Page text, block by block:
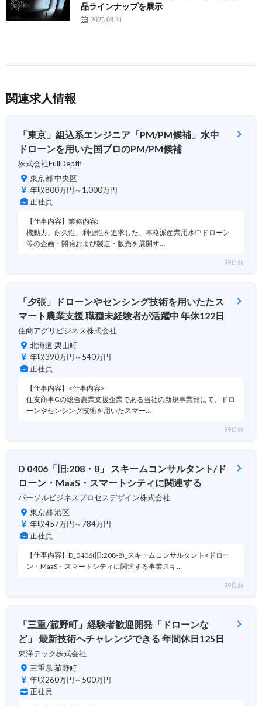
品ラインナップを展示
2025.08.31
関連求人情報
「東京」組込系エンジニア「PM/PM候補」水中
ドローンを用いた国プロのPM/PM候補
株式会社FullDepth
東京都 中央区
年収800万円～1,000万円
正社員
【仕事内容】業務内容:
機動力、耐久性、利便性を追求した、本格派産業用水中ドローン
等の企画・開発および製造・販売を展開す…
99日前
「夕張」ドローンやセンシング技術を用いたたス
マート農業支援 職種未経験者が活躍中 年休122日
住商アグリビジネス株式会社
北海道 栗山町
年収390万円～540万円
正社員
【仕事内容】<仕事内容>
住友商事Gの総合農業支援企業である当社の新規事業部にて、ドロ
ーンやセンシング技術を用いたスマー…
99日前
D 0406「旧:208・8」 スキームコンサルタント/ド
ローン・MaaS・スマートシティに関連する
パーソルビジネスプロセスデザイン株式会社
東京都 港区
年収457万円～784万円
正社員
【仕事内容】D_0406(旧:208-8)_スキームコンサルタント<ドロー
ン・MaaS・スマートシティに関連する事業スキ…
99日前
「三重/菰野町」経験者歓迎開発「ドローンな
ど」 最新技術へチャレンジできる 年間休日125日
東洋テック株式会社
三重県 菰野町
年収260万円～500万円
正社員